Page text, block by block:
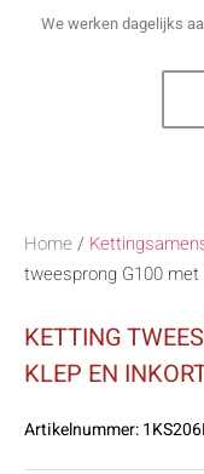
We werken dagelijks
Home /
tweesprong G100
KETTING
KLEP EN
Artikelnummer: